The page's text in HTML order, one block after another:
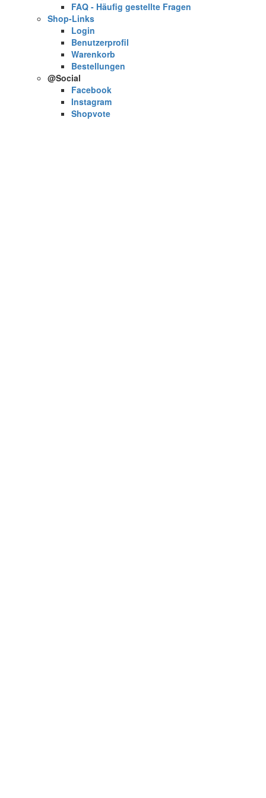
FAQ - Häufig gestellte Fragen
Shop-Links
Login
Benutzerprofil
Warenkorb
Bestellungen
@Social
Facebook
Instagram
Shopvote